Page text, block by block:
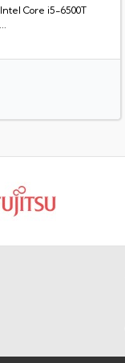
Core i5-6500T